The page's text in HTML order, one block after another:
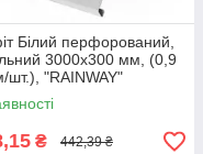
Білий перфорований,
3000х300 мм, (0,9
шт.), "RAINWAY"
₴ 442,39 ₴